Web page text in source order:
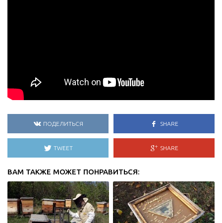
ПОДЕЛИТЬСЯ SHARE
TWEET SHARE
ВАМ ТАКЖЕ МОЖЕТ ПОНРАВИТЬСЯ: